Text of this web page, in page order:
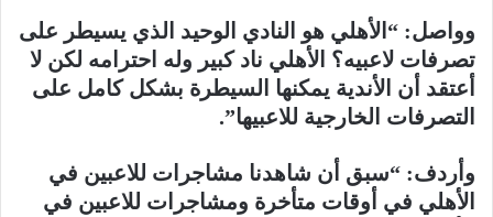
وواصل: “الأهلي هو النادي الوحيد الذي يسيطر على
تصرفات لاعبيه؟ الأهلي ناد كبير وله احترامه لكن لا
أعتقد أن الأندية يمكنها السيطرة بشكل كامل على
التصرفات الخارجية للاعبيها”.
وأردف: “سبق أن شاهدنا مشاجرات للاعبين في
الأهلي في أوقات متأخرة ومشاجرات للاعبين في